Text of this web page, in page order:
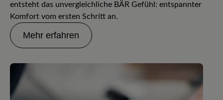
entsteht das unvergleichliche BÄR Gefühl: entspannter
Komfort vom ersten Schritt an.
Mehr erfahren